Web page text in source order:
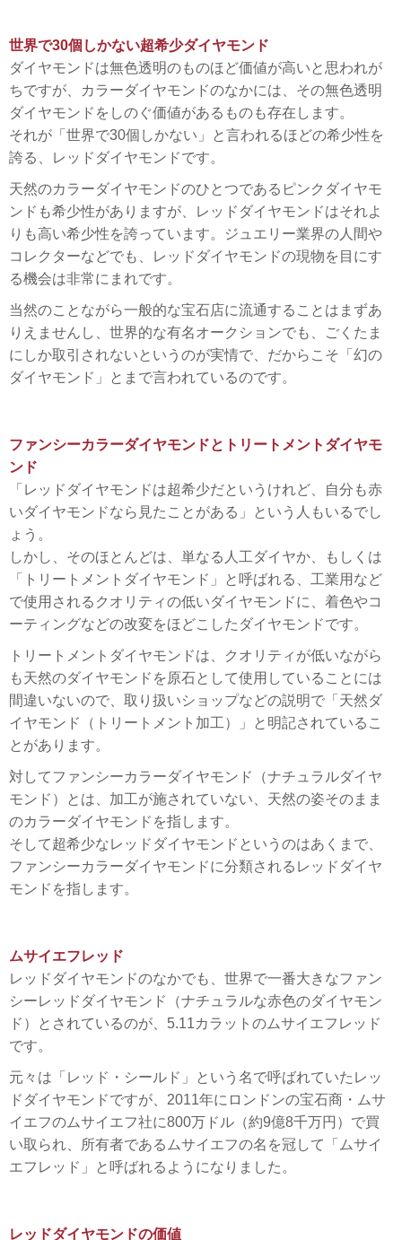
世界で30個しかない超希少ダイヤモンド
ダイヤモンドは無色透明のものほど価値が高いと思われが
ちですが、カラーダイヤモンドのなかには、その無色透明
ダイヤモンドをしのぐ価値があるものも存在します。
それが「世界で30個しかない」と言われるほどの希少性を
誇る、レッドダイヤモンドです。
天然のカラーダイヤモンドのひとつであるピンクダイヤモ
ンドも希少性がありますが、レッドダイヤモンドはそれよ
りも高い希少性を誇っています。ジュエリー業界の人間や
コレクターなどでも、レッドダイヤモンドの現物を目にす
る機会は非常にまれです。
当然のことながら一般的な宝石店に流通することはまずあ
りえませんし、世界的な有名オークションでも、ごくたま
にしか取引されないというのが実情で、だからこそ「幻の
ダイヤモンド」とまで言われているのです。
ファンシーカラーダイヤモンドとトリートメントダイヤモ
ンド
「レッドダイヤモンドは超希少だというけれど、自分も赤
いダイヤモンドなら見たことがある」という人もいるでし
ょう。
しかし、そのほとんどは、単なる人工ダイヤか、もしくは
「トリートメントダイヤモンド」と呼ばれる、工業用など
で使用されるクオリティの低いダイヤモンドに、着色やコ
ーティングなどの改変をほどこしたダイヤモンドです。
トリートメントダイヤモンドは、クオリティが低いながら
も天然のダイヤモンドを原石として使用していることには
間違いないので、取り扱いショップなどの説明で「天然ダ
イヤモンド（トリートメント加工）」と明記されているこ
とがあります。
対してファンシーカラーダイヤモンド（ナチュラルダイヤ
モンド）とは、加工が施されていない、天然の姿そのまま
のカラーダイヤモンドを指します。
そして超希少なレッドダイヤモンドというのはあくまで、
ファンシーカラーダイヤモンドに分類されるレッドダイヤ
モンドを指します。
ムサイエフレッド
レッドダイヤモンドのなかでも、世界で一番大きなファン
シーレッドダイヤモンド（ナチュラルな赤色のダイヤモン
ド）とされているのが、5.11カラットのムサイエフレッド
です。
元々は「レッド・シールド」という名で呼ばれていたレッ
ドダイヤモンドですが、2011年にロンドンの宝石商・ムサ
イエフのムサイエフ社に800万ドル（約9億8千万円）で買
い取られ、所有者であるムサイエフの名を冠して「ムサイ
エフレッド」と呼ばれるようになりました。
レッドダイヤモンドの価値